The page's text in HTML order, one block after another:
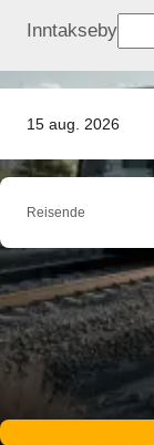
15 aug. 2026
Inntakseby
Reisende